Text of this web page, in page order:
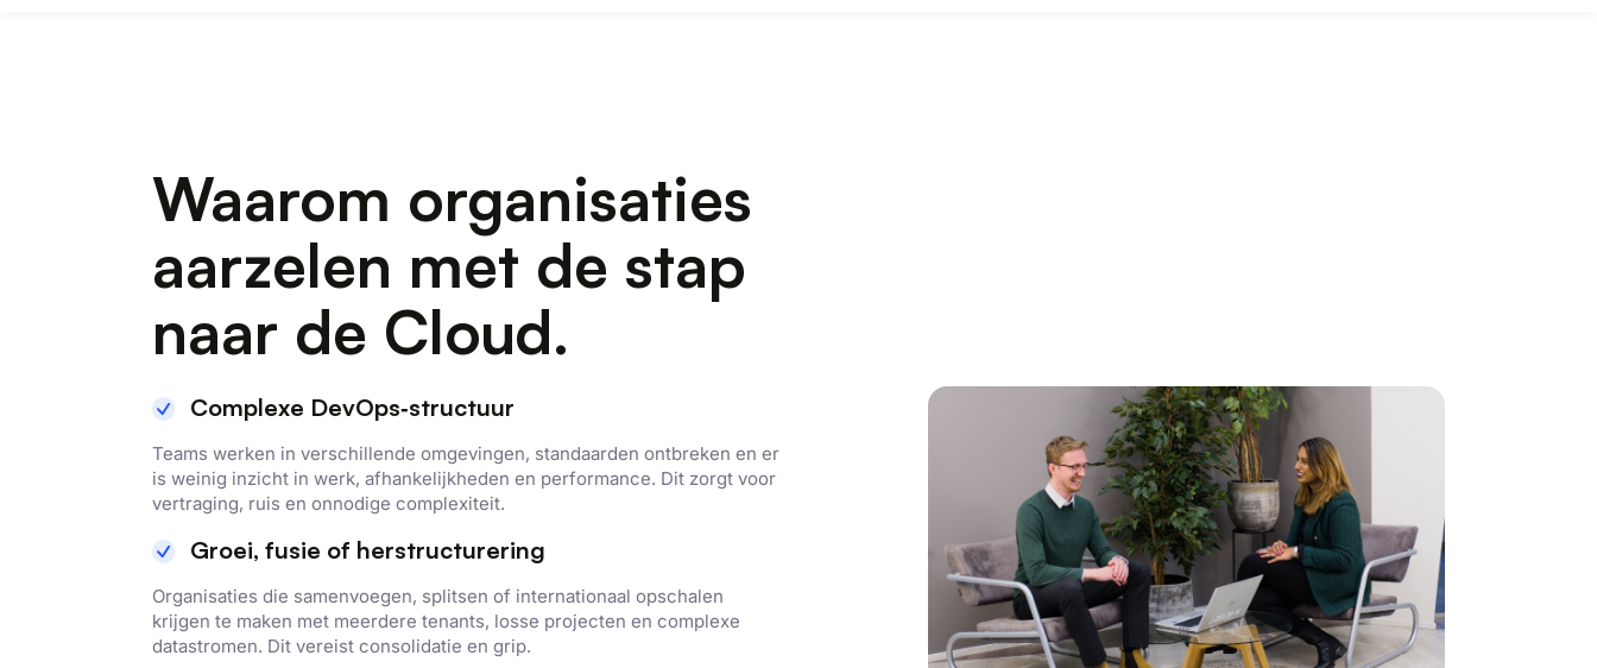
Waarom organisaties
aarzelen met de stap
naar de Cloud.
Complexe DevOps‑structuur
Teams werken in verschillende omgevingen, standaarden ontbreken en er
is weinig inzicht in werk, afhankelijkheden en performance. Dit zorgt voor
vertraging, ruis en onnodige complexiteit.
Groei, fusie of herstructurering
Organisaties die samenvoegen, splitsen of internationaal opschalen
krijgen te maken met meerdere tenants, losse projecten en complexe
datastromen. Dit vereist consolidatie en grip.